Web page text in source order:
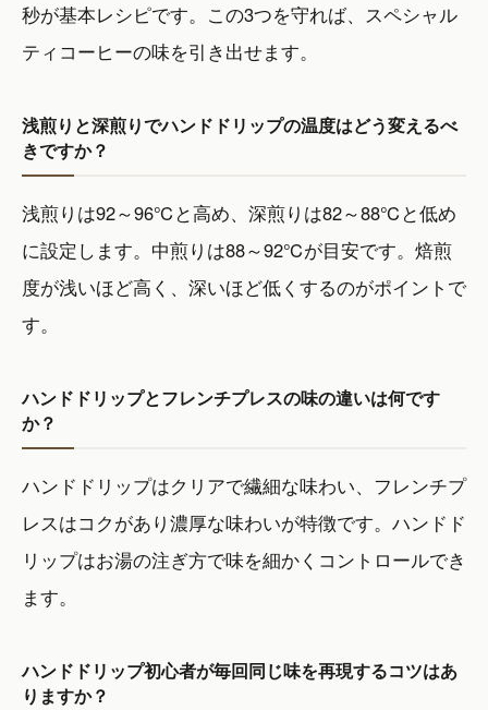
秒が基本レシピです。この3つを守れば、スペシャル
ティコーヒーの味を引き出せます。
浅煎りと深煎りでハンドドリップの温度はどう変えるべ
きですか？
浅煎りは92～96℃と高め、深煎りは82～88℃と低め
に設定します。中煎りは88～92℃が目安です。焙煎
度が浅いほど高く、深いほど低くするのがポイントで
す。
ハンドドリップとフレンチプレスの味の違いは何です
か？
ハンドドリップはクリアで繊細な味わい、フレンチプ
レスはコクがあり濃厚な味わいが特徴です。ハンドド
リップはお湯の注ぎ方で味を細かくコントロールでき
ます。
ハンドドリップ初心者が毎回同じ味を再現するコツはあ
りますか？